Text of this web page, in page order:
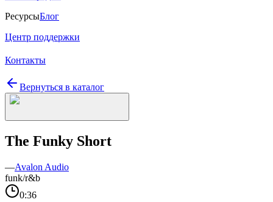
РесурсыБлог
Центр поддержки
Контакты
Вернуться в каталог
The Funky Short
—Avalon Audio
funk/r&b
0:36